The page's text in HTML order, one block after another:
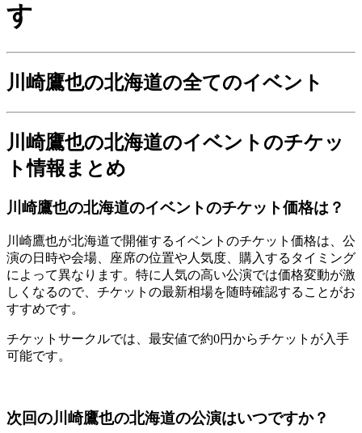
す
川崎鷹也の北海道の全てのイベント
川崎鷹也の北海道のイベントのチケッ
ト情報まとめ
川崎鷹也の北海道のイベントのチケット価格は？
川崎鷹也が北海道で開催するイベントのチケット価格は、公
演の日時や会場、座席の位置や人気度、購入するタイミング
によって異なります。特に人気の高い公演では価格変動が激
しくなるので、チケットの最新相場を随時確認することがお
すすめです。
チケットサークルでは、最安値で約0円からチケットが入手
可能です。
次回の川崎鷹也の北海道の公演はいつですか？